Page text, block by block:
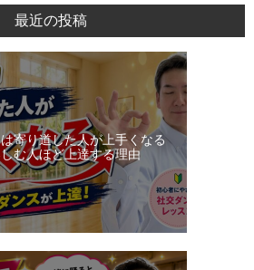
最近の投稿
寄り道した人が上手くなる
む人ほど上達する理由